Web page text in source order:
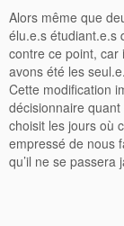
Alors même que
élu.e.s étudiant.e.s
contre ce point, car
avons été les
Cette modification
décisionnaire quant
choisit les jours où
empressé de nous
qu’il ne se passera